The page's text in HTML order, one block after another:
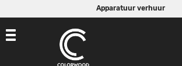
Apparatuur verhuur